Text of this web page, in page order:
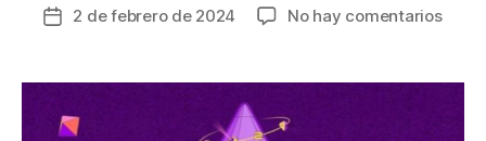
Fecha
entrada
2 de febrero de 2024 No hay comentariosen